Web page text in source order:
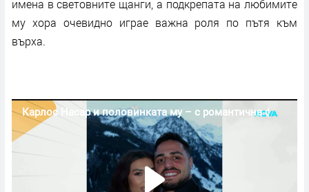
имена в световните щанги, а подкрепата на любимите
му хора очевидно играе важна роля по пътя към
върха.